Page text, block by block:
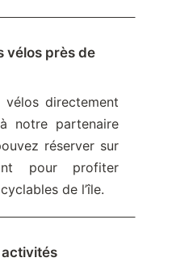
vélos près de
directement
notre partenaire
réserver sur
pour profiter
de l’île.